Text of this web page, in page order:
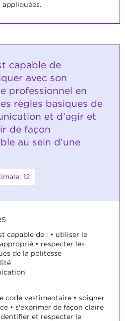
capable de
avec son
professionnel en
règles basiques de
et d’agir et
de façon
au sein d’une
12
capable de : • utiliser le
• respecter les
de la politesse
code vestimentaire • soigner
• s'exprimer de façon claire
et respecter le